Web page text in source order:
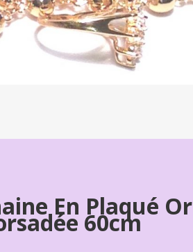
En Plaqué Or
60cm